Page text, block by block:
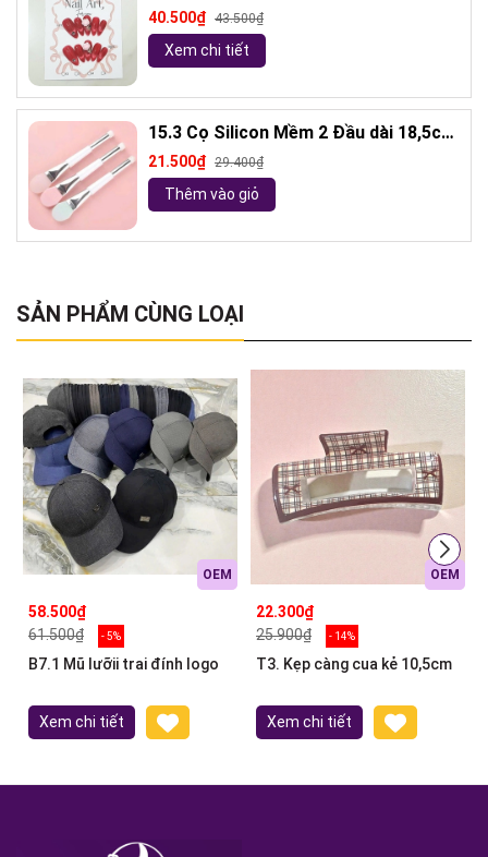
kèm keo và giũa móng (ngẫu nhiên)
40.500₫ 43.500₫
Xem chi tiết
15.3 Cọ Silicon Mềm 2 Đầu dài 18,5cm
( ngẫu nhiên)
21.500₫ 29.400₫
Thêm vào giỏ
SẢN PHẨM CÙNG LOẠI
OEM
58.500₫
61.500₫
- 5%
B7.1 Mũ lưỡii trai đính logo
Xem chi tiết
OEM
22.300₫
25.900₫
- 14%
T3. Kẹp càng cua kẻ 10,5cm
Xem chi tiết